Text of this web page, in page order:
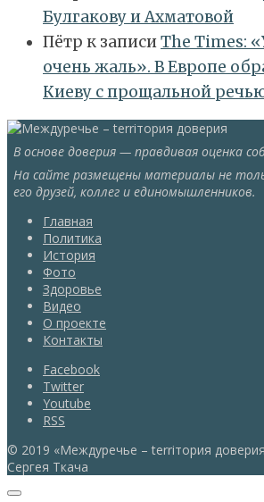
Булгакову и Ахматовой
Пётр к записиТhe Times:
очень жаль». В Европе
Киеву с прощальной
В основе доверия — правдивая оценка
На сайте размещены материалы не
его друзей, коллег и единомышленников.
Главная
Политика
История
Фото
Здоровье
Видео
О проекте
Контакты
Facebook
Twitter
Youtube
RSS
© 2019 «Междуречье – terriтория
Сергея Ткача
Прокрутка